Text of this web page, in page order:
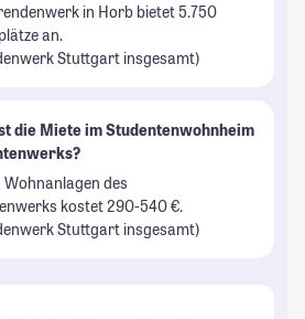
in Horb bietet 5.750
an.
Stuttgart insgesamt)
die Miete im Studentenwohnheim
Wohnanlagen des
kostet 290-540 €.
Stuttgart insgesamt)